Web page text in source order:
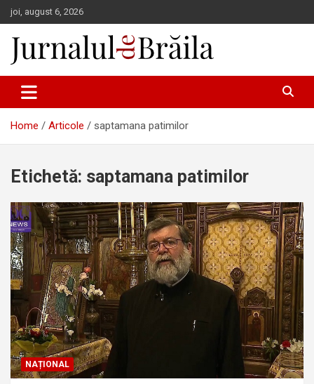
Skip
to
content
joi, august 6, 2026
Jurnalul de Brăila
Home Articole saptamana patimilor
Etichetă: saptamana patimilor
NAȚIONAL